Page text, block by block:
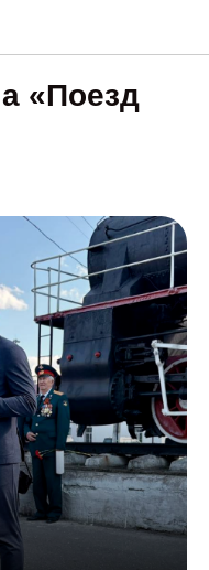
«Поезд